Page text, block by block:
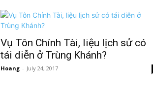
Vụ Tôn Chính Tài, liệu lịch sử có
tái diễn ở Trùng Khánh?
Hoang - July 24, 2017